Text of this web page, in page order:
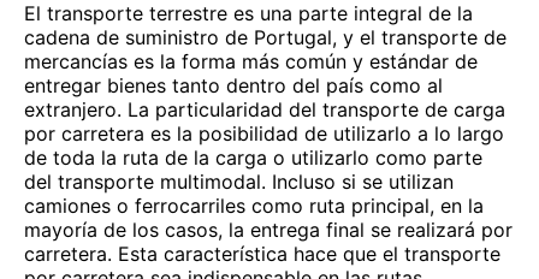
El transporte terrestre es una parte integral de la
cadena de suministro de Portugal, y el transporte de
mercancías es la forma más común y estándar de
entregar bienes tanto dentro del país como al
extranjero. La particularidad del transporte de carga
por carretera es la posibilidad de utilizarlo a lo largo
de toda la ruta de la carga o utilizarlo como parte
del transporte multimodal. Incluso si se utilizan
camiones o ferrocarriles como ruta principal, en la
mayoría de los casos, la entrega final se realizará por
carretera. Esta característica hace que el transporte